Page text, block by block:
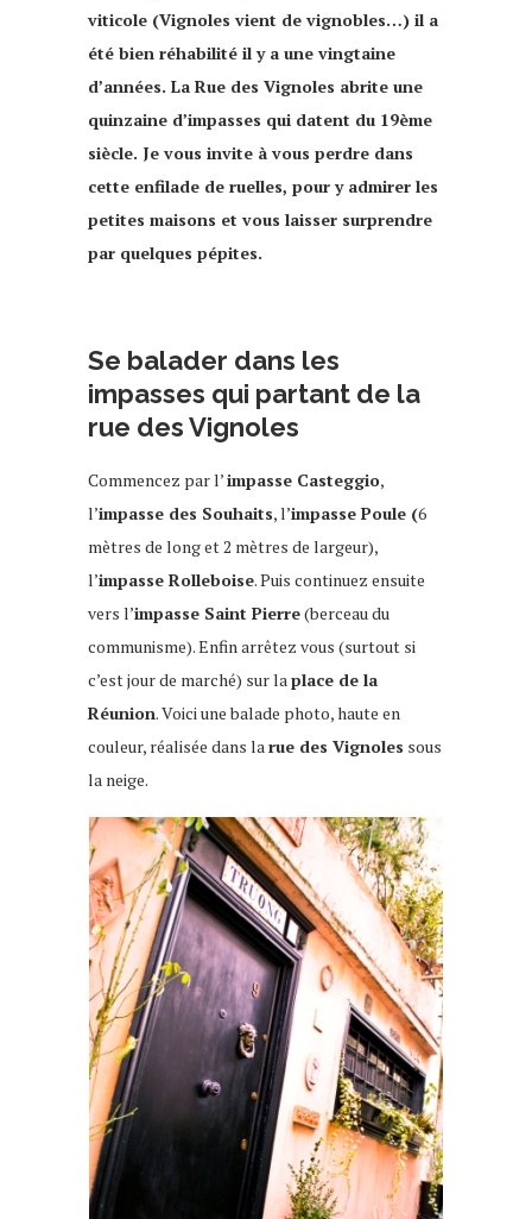
viticole (Vignoles vient de vignobles…) il a
été bien réhabilité il y a une vingtaine
d’années. La Rue des Vignoles abrite une
quinzaine d’impasses qui datent du 19ème
siècle. Je vous invite à vous perdre dans
cette enfilade de ruelles, pour y admirer les
petites maisons et vous laisser surprendre
par quelques pépites.
Se balader dans les
impasses qui partant de la
rue des Vignoles
Commencez par l’impasse Casteggio,
l’impasse des Souhaits, l’impasse Poule (6
mètres de long et 2 mètres de largeur),
l’impasse Rolleboise. Puis continuez ensuite
vers l’impasse Saint Pierre(berceau du
communisme). Enfin arrêtez vous (surtout si
c’est jour de marché) sur laplace de la
Réunion. Voici une balade photo, haute en
couleur, réalisée dans larue des Vignoles sous
la neige.